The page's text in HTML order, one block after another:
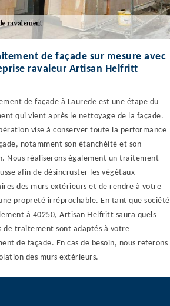
de façade sur mesure avec
ravaleur Artisan Helfritt
de façade à Laurede est une étape du
qui vient après le nettoyage de la façade.
vise à conserver toute la performance
notamment son étanchéité et son
Nous réaliserons également un traitement
afin de désincruster les végétaux
des murs extérieurs et de rendre à votre
propreté irréprochable. En tant que société
à 40250, Artisan Helfritt saura quels
de traitement sont adaptés à votre
de façade. En cas de besoin, nous referons
des murs extérieurs.